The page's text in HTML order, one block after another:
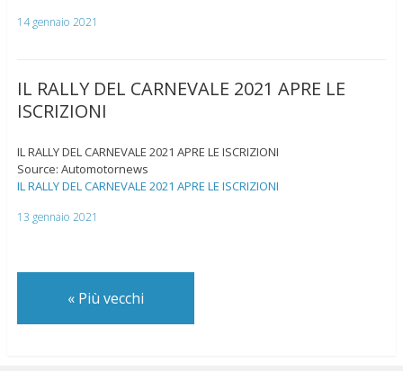
14 gennaio 2021
IL RALLY DEL CARNEVALE 2021 APRE LE
ISCRIZIONI
IL RALLY DEL CARNEVALE 2021 APRE LE ISCRIZIONI
Source: Automotornews
IL RALLY DEL CARNEVALE 2021 APRE LE ISCRIZIONI
13 gennaio 2021
«Più vecchi